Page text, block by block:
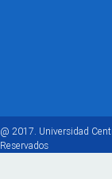
@ 2017. Universidad
Reservados